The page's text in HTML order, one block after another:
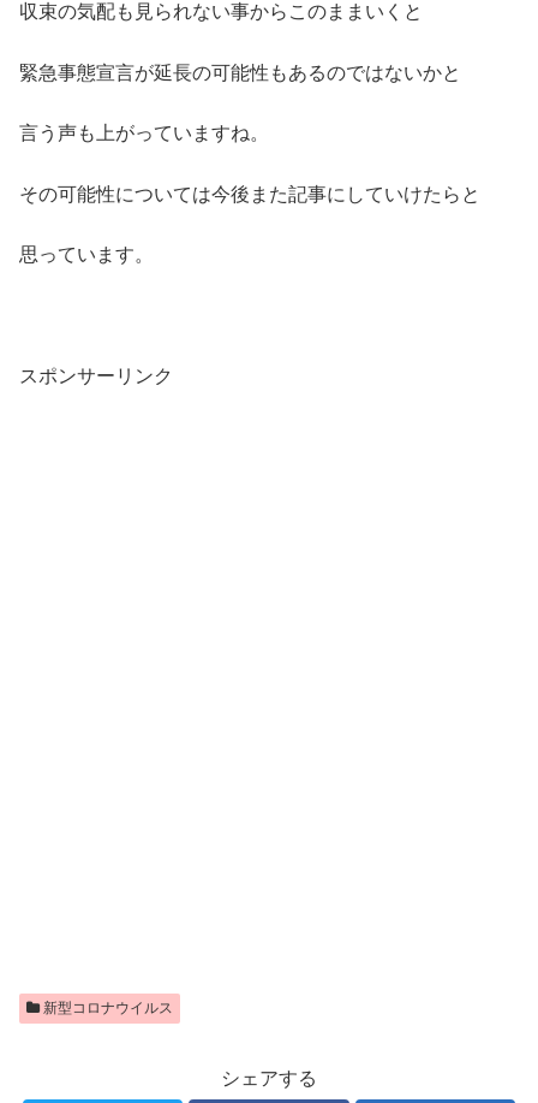
収束の気配も見られない事からこのままいくと
緊急事態宣言が延長の可能性もあるのではないかと
言う声も上がっていますね。
その可能性については今後また記事にしていけたらと
思っています。
スポンサーリンク
新型コロナウイルス
シェアする